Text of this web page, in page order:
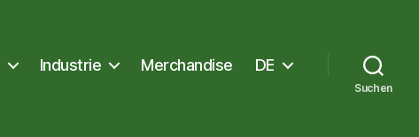
Industrie Merchandise DE
Suchen